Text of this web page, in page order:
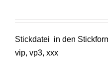
Stickdatei in den
vip, vp3, xxx